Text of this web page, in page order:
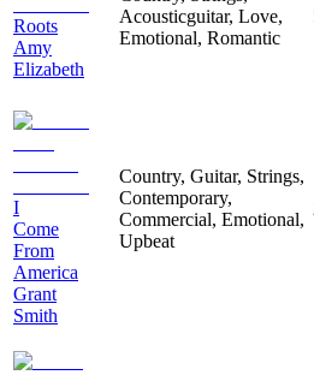
Roots
Amy
Elizabeth
Acousticguitar, Love,
Emotional, Romantic
I
Come
From
America
Grant
Smith
Country, Guitar, Strings,
Contemporary,
Commercial, Emotional,
Upbeat